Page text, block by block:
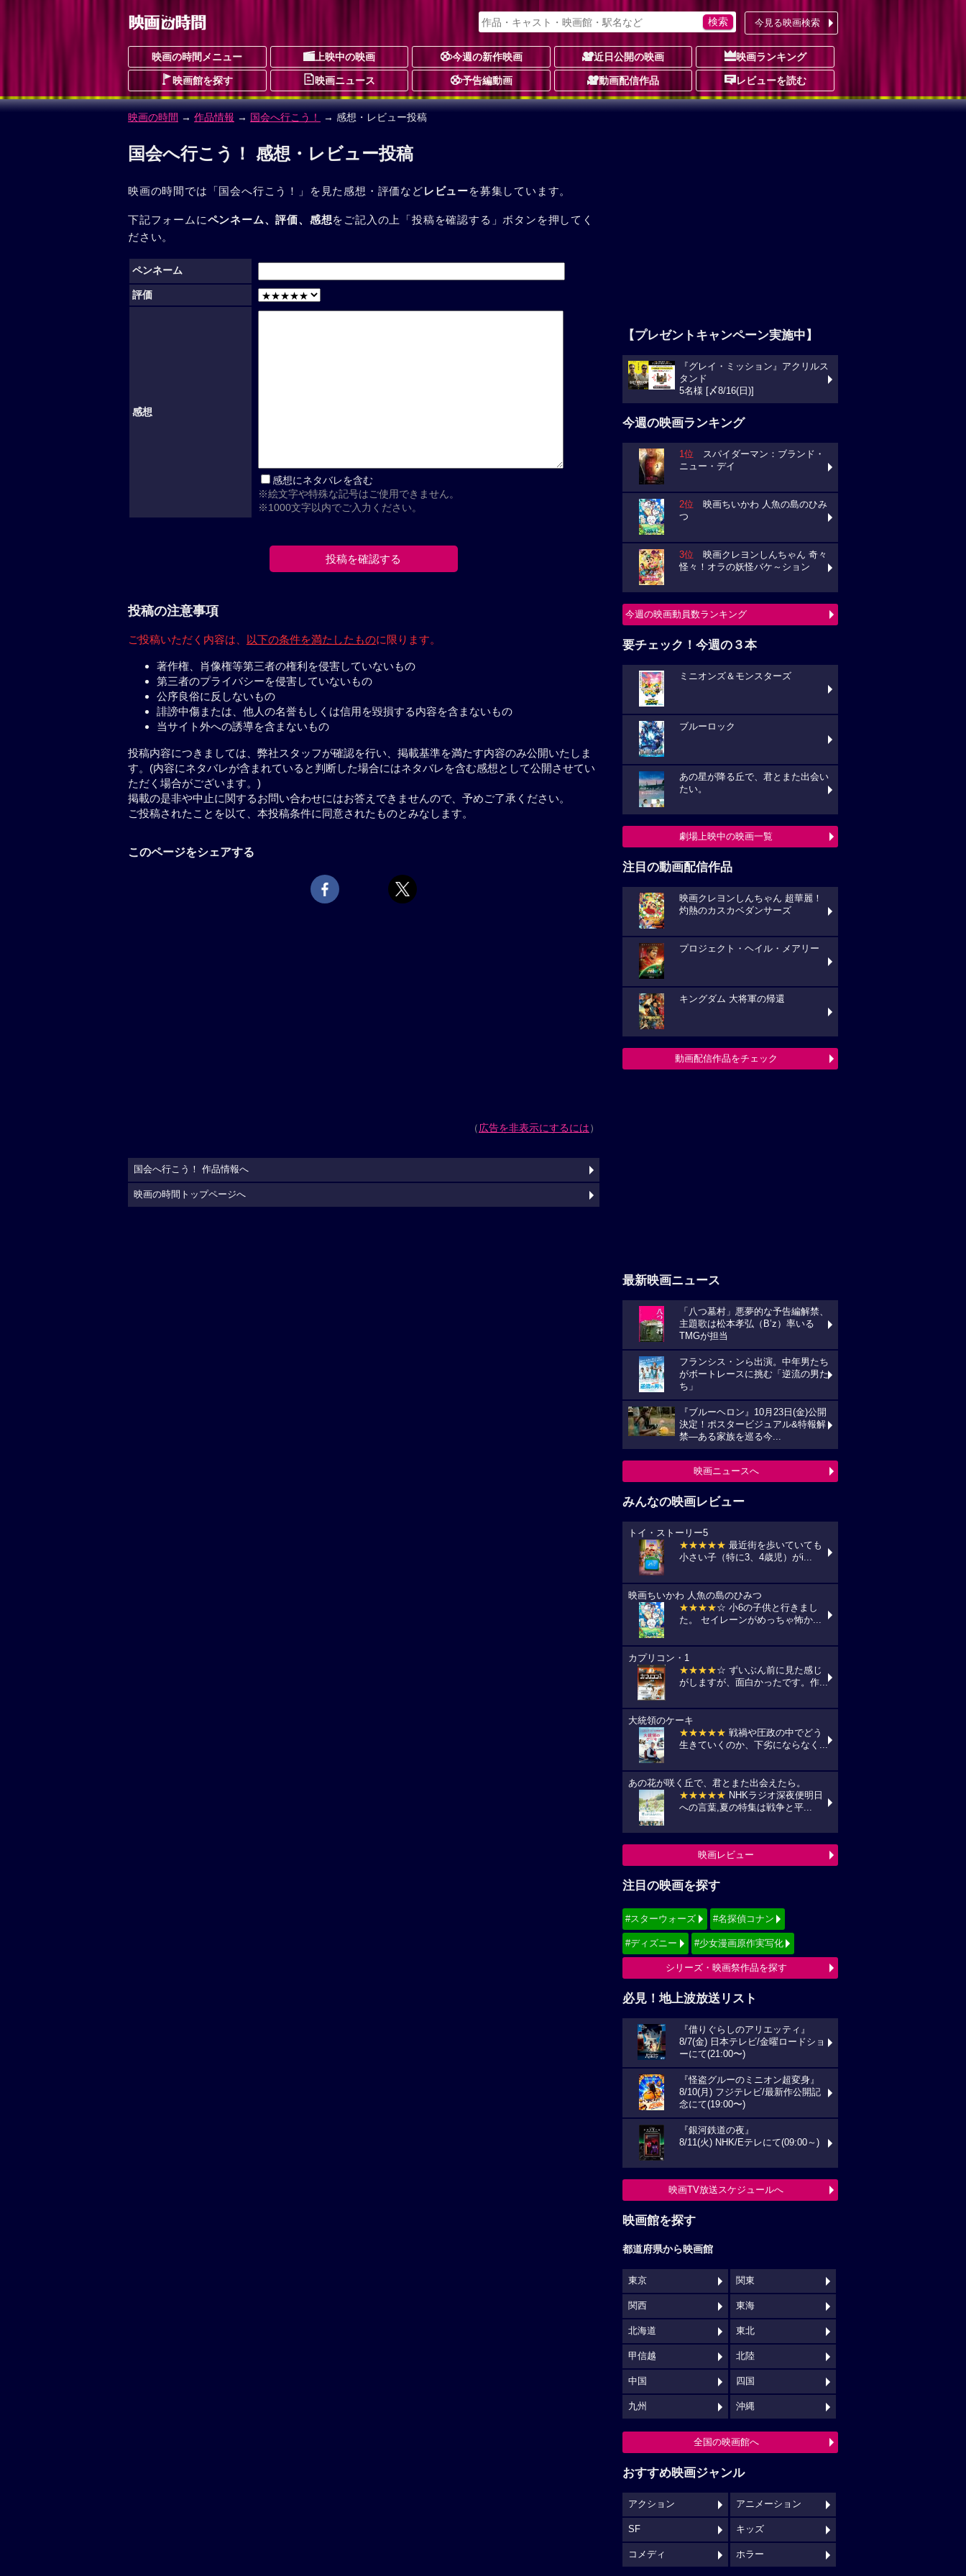
今見る映画検索
映画の時間メニュー 上映中の映画 今週の新作映画 近日公開の映画 映画ランキング
映画館を探す 映画ニュース 予告編動画 動画配信作品 レビューを読む
映画の時間 → 作品情報 → 国会へ行こう！ → 感想・レビュー投稿
国会へ行こう！ 感想・レビュー投稿
映画の時間では「国会へ行こう！」を見た感想・評価などレビューを募集しています。
下記フォームにペンネーム、評価、感想をご記入の上「投稿を確認する」ボタンを押してく
ださい。
ペンネーム
評価
感想
感想にネタバレを含む
※絵文字や特殊な記号はご使用できません。
※1000文字以内でご入力ください。
投稿の注意事項
ご投稿いただく内容は、 以下の条件を満たしたものに限ります。
著作権、肖像権等第三者の権利を侵害していないもの
第三者のプライバシーを侵害していないもの
公序良俗に反しないもの
誹謗中傷または、他人の名誉もしくは信用を毀損する内容を含まないもの
当サイト外への誘導を含まないもの
投稿内容につきましては、弊社スタッフが確認を行い、掲載基準を満たす内容のみ公開いたしま
す。(内容にネタバレが含まれていると判断した場合にはネタバレを含む感想として公開させてい
ただく場合がございます。)
掲載の是非や中止に関するお問い合わせにはお答えできませんので、予めご了承ください。
ご投稿されたことを以て、本投稿条件に同意されたものとみなします。
このページをシェアする
（広告を非表示にするには）
【プレゼントキャンペーン実施中】
『グレイ・ミッション』アクリルス
タンド
5名様 [〆8/16(日)]
今週の映画ランキング
1位 スパイダーマン：ブランド・
ニュー・デイ
2位 映画ちいかわ 人魚の島のひみ
つ
3位 映画クレヨンしんちゃん 奇々
怪々！オラの妖怪バケ～ション
今週の映画動員数ランキング
要チェック！今週の３本
ミニオンズ＆モンスターズ
ブルーロック
あの星が降る丘で、君とまた出会い
たい。
劇場上映中の映画一覧
注目の動画配信作品
映画クレヨンしんちゃん 超華麗！
灼熱のカスカベダンサーズ
プロジェクト・ヘイル・メアリー
キングダム 大将軍の帰還
動画配信作品をチェック
最新映画ニュース
「八つ墓村」悪夢的な予告編解禁、
主題歌は松本孝弘（B’z）率いる
TMGが担当
フランシス・ンら出演。中年男たち
がボートレースに挑む「逆流の男た
ち」
『ブルーヘロン』10月23日(金)公開
決定！ポスタービジュアル&特報解
禁―ある家族を巡る今...
映画ニュースへ
みんなの映画レビュー
トイ・ストーリー5
★★★★★ 最近街を歩いていても
小さい子（特に3、4歳児）がi...
映画ちいかわ 人魚の島のひみつ
★★★★☆ 小6の子供と行きまし
た。 セイレーンがめっちゃ怖か...
カプリコン・1
★★★★☆ ずいぶん前に見た感じ
がしますが、面白かったです。作...
大統領のケーキ
★★★★★ 戦禍や圧政の中でどう
生きていくのか、下劣にならなく...
あの花が咲く丘で、君とまた出会えたら。
★★★★★ NHKラジオ深夜便明日
への言葉,夏の特集は戦争と平...
映画レビュー
注目の映画を探す
#スターウォーズ #名探偵コナン
#ディズニー #少女漫画原作実写化
シリーズ・映画祭作品を探す
必見！地上波放送リスト
『借りぐらしのアリエッティ』
8/7(金) 日本テレビ/金曜ロードショ
ーにて(21:00〜)
『怪盗グルーのミニオン超変身』
8/10(月) フジテレビ/最新作公開記
念にて(19:00〜)
『銀河鉄道の夜』
8/11(火) NHK/Eテレにて(09:00～)
映画TV放送スケジュールへ
映画館を探す
都道府県から映画館
東京 関東
関西 東海
北海道 東北
甲信越 北陸
中国 四国
九州 沖縄
全国の映画館へ
おすすめ映画ジャンル
アクション アニメーション
SF キッズ
コメディ ホラー
国会へ行こう！ 作品情報へ
映画の時間トップページへ